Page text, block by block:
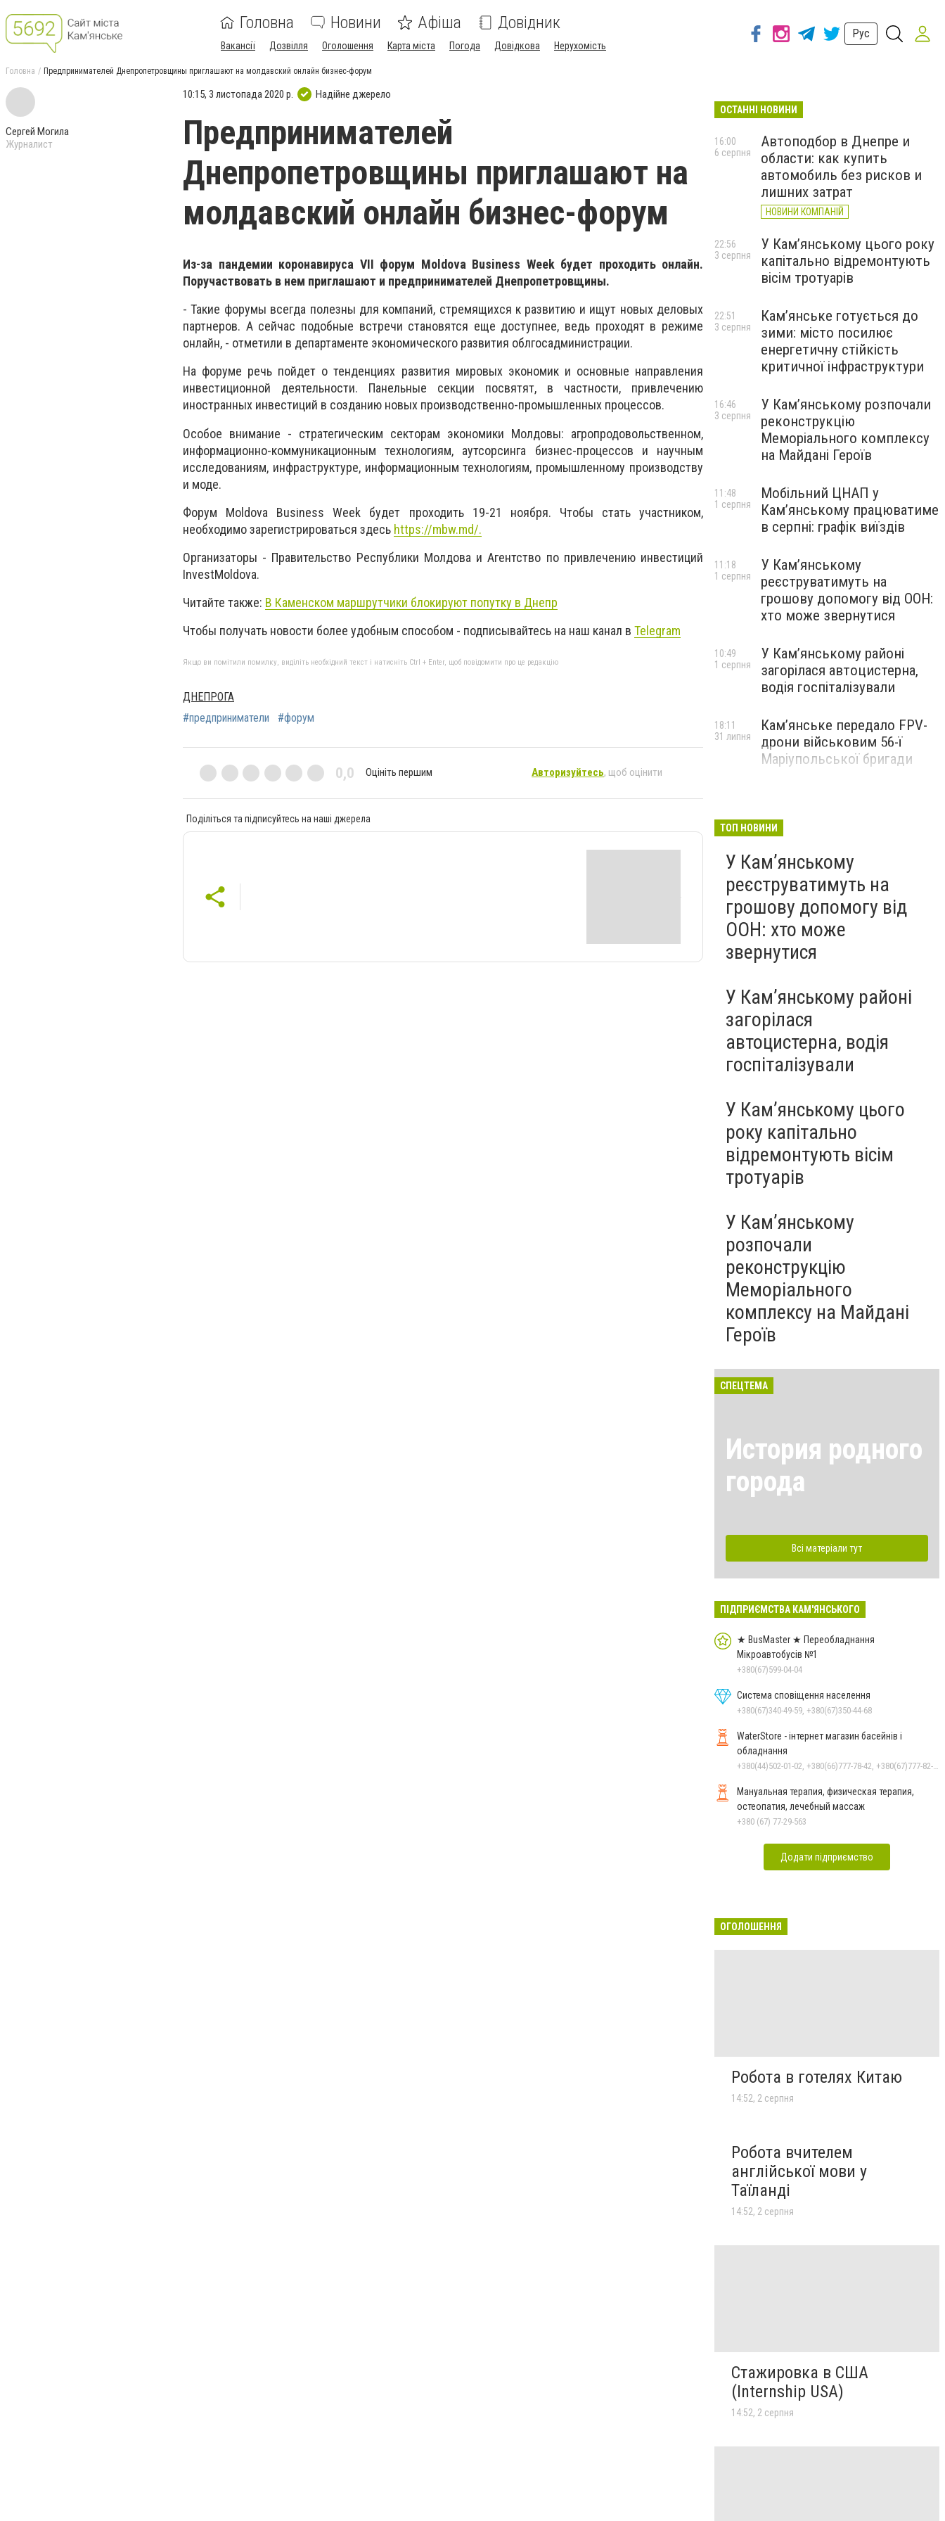
Головна Новини Афіша Довідник
Вакансії Дозвілля Оголошення Карта міста Погода Довідкова Нерухомість
Рус
Головна Предпринимателей Днепропетровщины приглашают на молдавский онлайн бизнес-форум
Сергей Могила
Журналист
10:15, 3 листопада 2020 р. Надійне джерело
Предпринимателей
Днепропетровщины приглашают на
молдавский онлайн бизнес-форум
Из-за пандемии коронавируса VII форум Moldova Business Week будет проходить онлайн.
Поручаствовать в нем приглашают и предпринимателей Днепропетровщины.
- Такие форумы всегда полезны для компаний, стремящихся к развитию и ищут новых деловых
партнеров. А сейчас подобные встречи становятся еще доступнее, ведь проходят в режиме
онлайн, - отметили в департаменте экономического развития облгосадминистрации.
На форуме речь пойдет о тенденциях развития мировых экономик и основные направления
инвестиционной деятельности. Панельные секции посвятят, в частности, привлечению
иностранных инвестиций в созданию новых производственно-промышленных процессов.
Особое внимание - стратегическим секторам экономики Молдовы: агропродовольственном,
информационно-коммуникационным технологиям, аутсорсинга бизнес-процессов и научным
исследованиям, инфраструктуре, информационным технологиям, промышленному производству
и моде.
Форум Moldova Business Week будет проходить 19-21 ноября. Чтобы стать участником,
необходимо зарегистрироваться здесь https://mbw.md/.
Организаторы - Правительство Республики Молдова и Агентство по привлечению инвестиций
InvestMoldova.
Читайте также: В Каменском маршрутчики блокируют попутку в Днепр
Чтобы получать новости более удобным способом - подписывайтесь на наш канал в Telegram
Якщо ви помітили помилку, виділіть необхідний текст і натисніть Ctrl + Enter, щоб повідомити про це редакцію
ДНЕПРОГА
#предприниматели
#форум
0,0 Оцініть першим Авторизуйтесь, щоб оцінити
Поділіться та підписуйтесь на наші джерела
ОСТАННІ НОВИНИ
Автоподбор в Днепре и
области: как купить
автомобиль без рисков и
лишних затрат
НОВИНИ КОМПАНІЙ
16:00
6 серпня
У Кам’янському цього року
капітально відремонтують
вісім тротуарів
22:56
3 серпня
Кам’янське готується до
зими: місто посилює
енергетичну стійкість
критичної інфраструктури
22:51
3 серпня
У Кам’янському розпочали
реконструкцію
Меморіального комплексу
на Майдані Героїв
16:46
3 серпня
Мобільний ЦНАП у
Кам’янському працюватиме
в серпні: графік виїздів
11:48
1 серпня
У Кам’янському
реєструватимуть на
грошову допомогу від ООН:
хто може звернутися
11:18
1 серпня
У Кам’янському районі
загорілася автоцистерна,
водія госпіталізували
10:49
1 серпня
Кам’янське передало FPV-
дрони військовим 56-ї
Маріупольської бригади
18:11
31 липня
ТОП НОВИНИ
У Кам’янському
реєструватимуть на
грошову допомогу від
ООН: хто може
звернутися
У Кам’янському районі
загорілася
автоцистерна, водія
госпіталізували
У Кам’янському цього
року капітально
відремонтують вісім
тротуарів
У Кам’янському
розпочали
реконструкцію
Меморіального
комплексу на Майдані
Героїв
СПЕЦТЕМА
История родного
города
Всі матеріали тут
ПІДПРИЄМСТВА КАМ'ЯНСЬКОГО
★ BusMaster ★ Переобладнання
Мікроавтобусів №1
+380(67)599-04-04
Система сповіщення населення
+380(67)340-49-59, +380(67)350-44-68
WaterStore - інтернет магазин басейнів і
обладнання
Мануальная терапия, физическая терапия,
остеопатия, лечебный массаж
+380 (67) 77-29-563
Додати підприємство
ОГОЛОШЕННЯ
Робота в готелях Китаю
14:52, 2 серпня
Робота вчителем
англійської мови у
Таїланді
14:52, 2 серпня
Стажировка в США
(Internship USA)
14:52, 2 серпня